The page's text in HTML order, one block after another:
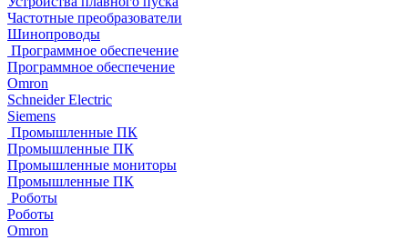
Частотные преобразователи
Шинопроводы
Программное обеспечение
Программное обеспечение
Omron
Schneider Electric
Siemens
Промышленные ПК
Промышленные ПК
Промышленные мониторы
Промышленные ПК
Роботы
Роботы
Omron